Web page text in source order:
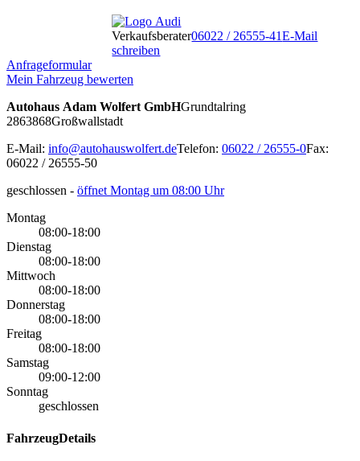
Verkaufsberater06022 / 26555-41E-Mail
schreiben
Anfrageformular
Mein Fahrzeug bewerten
Autohaus Adam Wolfert GmbHGrundtalring
2863868Großwallstadt
E-Mail: info@autohauswolfert.deTelefon: 06022 / 26555-0Fax:
06022 / 26555-50
geschlossen - öffnet Montag um 08:00 Uhr
Montag
08:00-18:00
Dienstag
08:00-18:00
Mittwoch
08:00-18:00
Donnerstag
08:00-18:00
Freitag
08:00-18:00
Samstag
09:00-12:00
Sonntag
geschlossen
FahrzeugDetails